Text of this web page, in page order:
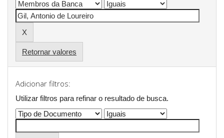
Retornar valores
Adicionar filtros:
Utilizar filtros para refinar o resultado de busca.